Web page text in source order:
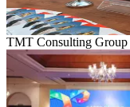
TMT Consulting Group